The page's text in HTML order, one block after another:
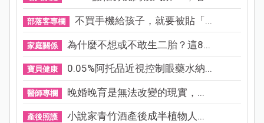
部落客專欄 不買手機給孩子，就要被貼「...
家庭關係 為什麼不想或不敢生二胎？這8...
寶貝健康 0.05%阿托品近視控制眼藥水納...
醫師專欄 晚婚晚育是無法改變的現實，...
產後照護 小說家青竹酒產後成半植物人...